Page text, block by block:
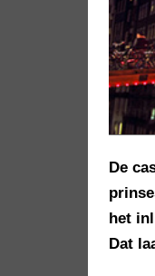
De
het
Dat